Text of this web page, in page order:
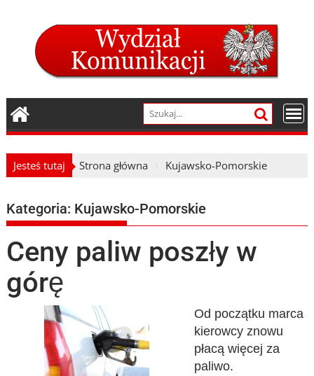
Jesteś tutaj Strona główna Kujawsko-Pomorskie
Kategoria: Kujawsko-Pomorskie
Ceny paliw poszły w
górę
Od początku marca
kierowcy znowu
płacą więcej za
paliwo.